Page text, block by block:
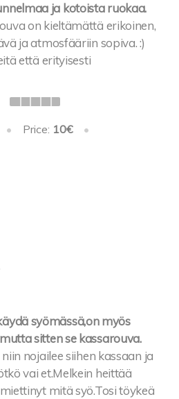
ja kotoista ruokaa.
on kieltämättä erikoinen,
ja atmosfääriin sopiva. :)
että erityisesti
• Price: 10€
•
syömässä,on myös
sitten se kassarouva.
nojailee siihen kassaan ja
vai et.Melkein heittää
mitä syö.Tosi töykeä